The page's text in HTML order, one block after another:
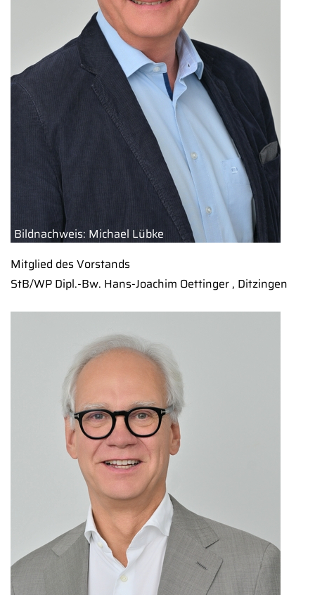
Bildnachweis: Michael Lübke
Mitglied des Vorstands
StB/WP Dipl.-Bw. Hans-Joachim Oettinger , Ditzingen